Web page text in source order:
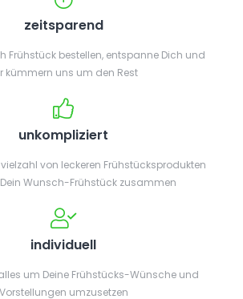
zeitsparend
Frühstück bestellen, entspanne Dich und
kümmern uns um den Rest
unkompliziert
von leckeren Frühstücksprodukten
Wunsch-Frühstück zusammen
individuell
um Deine Frühstücks-Wünsche und
Vorstellungen umzusetzen